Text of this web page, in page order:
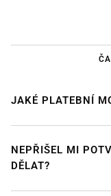
JAKÉ PLATEBNÍ
NEPŘIŠEL MI
DĚLAT?
Od24.